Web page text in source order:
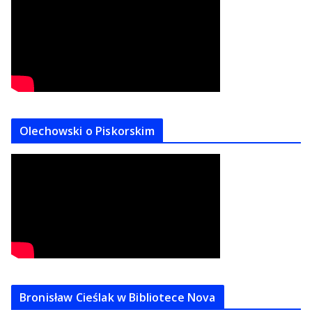
Olechowski o Piskorskim
Bronisław Cieślak w Bibliotece Nova